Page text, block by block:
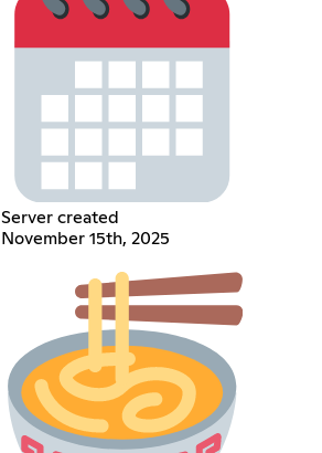
Server created
November 15th, 2025